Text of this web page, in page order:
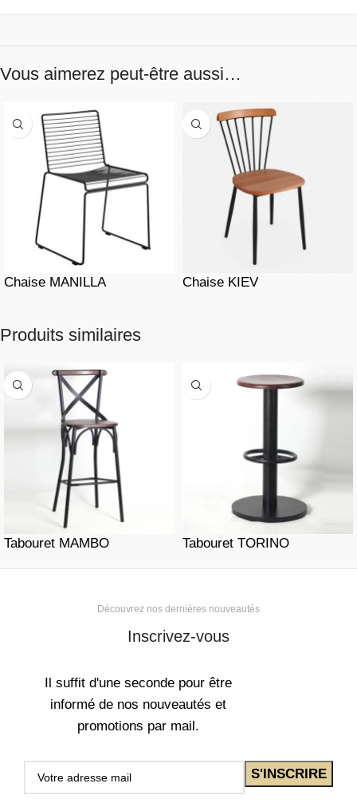
Vous aimerez peut-être aussi…
Chaise MANILLA Chaise KIEV
Produits similaires
Tabouret MAMBO Tabouret TORINO
Découvrez nos dernières nouveautés
Inscrivez-vous
Il suffit d'une seconde pour être
informé de nos nouveautés et
promotions par mail.